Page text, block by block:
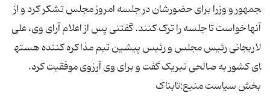
جمهور و وزرا برای حضورشان در جلسه امروز مجلس تشکر کرد و از
آنها خواست تا جلسه را ترک کنند. گفتنی پس از اعلام آرای وی، علی
لاریجانی رئیس​ مجلس و رئیس پیشین تیم مذاکره کننده هسته​
ای کشور به صالحی تبریک گفت و برای وی آرزوی موفقیت کرد.
بخش سیاست منبع:تابناک